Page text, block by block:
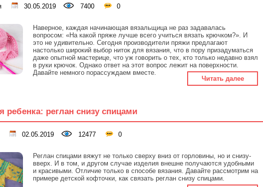
30.05.2019 7400 0
Наверное, каждая начинающая вязальщица не раз задавалась
вопросом: «На какой пряже лучше всего учиться вязать крючком?». И
это не удивительно. Сегодня производители пряжи предлагают
настолько широкий выбор ниток для вязания, что в пору призадуматься
даже опытной мастерице, что уж говорить о тех, кто только недавно взял
в руки крючок. Однако ответ на этот вопрос лежит на поверхности.
Давайте немного порассуждаем вместе.
Читать далее
ребенка: реглан снизу спицами
02.05.2019 12477 0
Реглан спицами вяжут не только сверху вниз от горловины, но и снизу-
вверх. И в том, и другом случае изделия внешне получаются удобными
и красивыми. Отличие только в способе вязания. Давайте рассмотрим на
примере детской кофточки, как связать реглан снизу спицами.